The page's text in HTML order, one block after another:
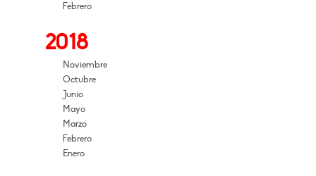
Febrero
2018
Noviembre
Octubre
Junio
Mayo
Marzo
Febrero
Enero